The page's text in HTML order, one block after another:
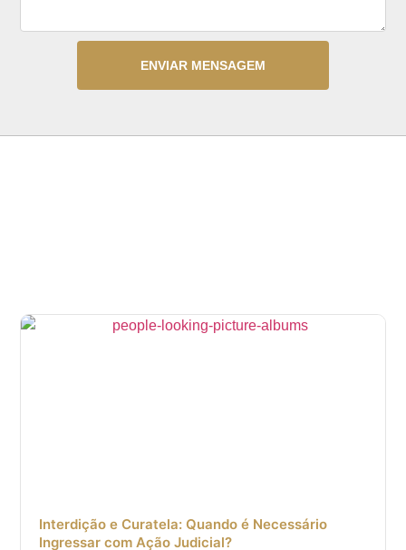
ENVIAR MENSAGEM
Interdição e Curatela: Quando é Necessário
Ingressar com Ação Judicial?